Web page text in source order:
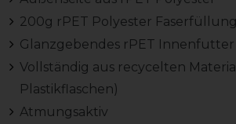
200g rPET Polyester Faserfüllung
Glanzgebendes rPET Innenfutter
Vollständig aus recycelten
Plastikflaschen)
Atmungsaktiv